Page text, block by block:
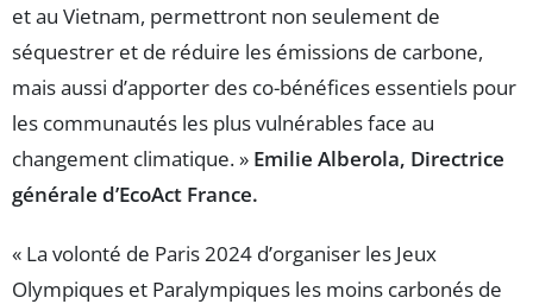
et au Vietnam, permettront non seulement de
séquestrer et de réduire les émissions de carbone,
mais aussi d’apporter des co-bénéfices essentiels pour
les communautés les plus vulnérables face au
changement climatique. » Emilie Alberola, Directrice
générale d’EcoAct France.
« La volonté de Paris 2024 d’organiser les Jeux
Olympiques et Paralympiques les moins carbonés de